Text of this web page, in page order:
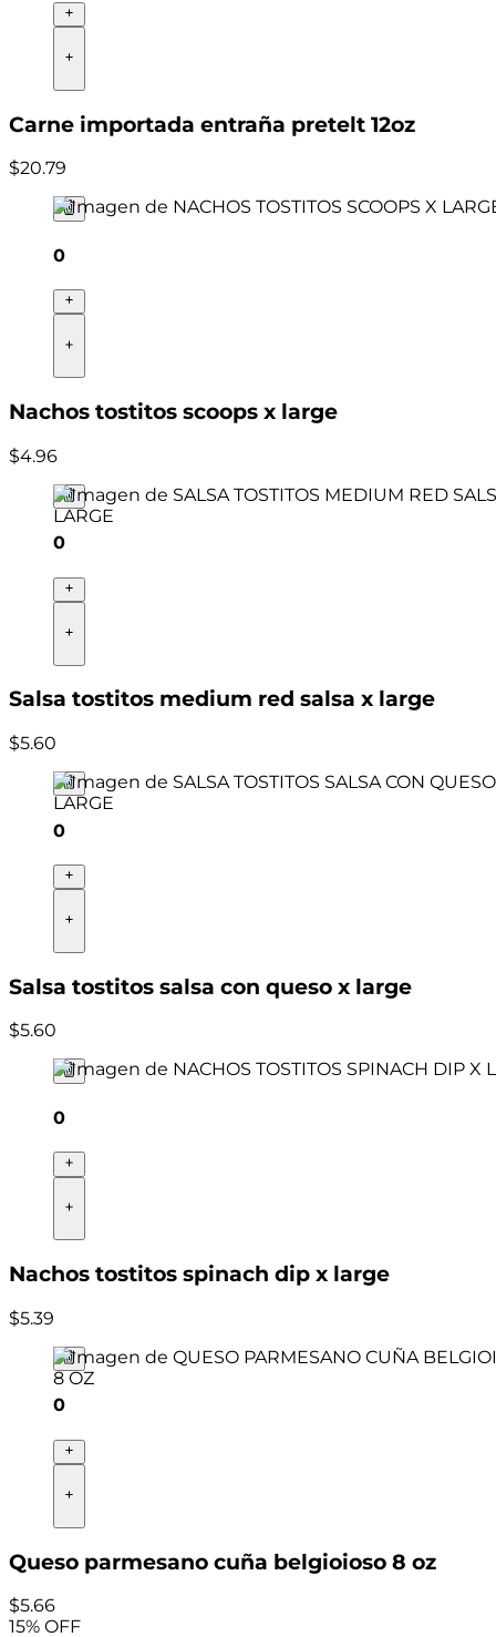
Carne importada entraña pretelt 12oz
$20.79
0
Nachos tostitos scoops x large
$4.96
0
Salsa tostitos medium red salsa x large
$5.60
0
Salsa tostitos salsa con queso x large
$5.60
0
Nachos tostitos spinach dip x large
$5.39
0
Queso parmesano cuña belgioioso 8 oz
$5.66
15% OFF